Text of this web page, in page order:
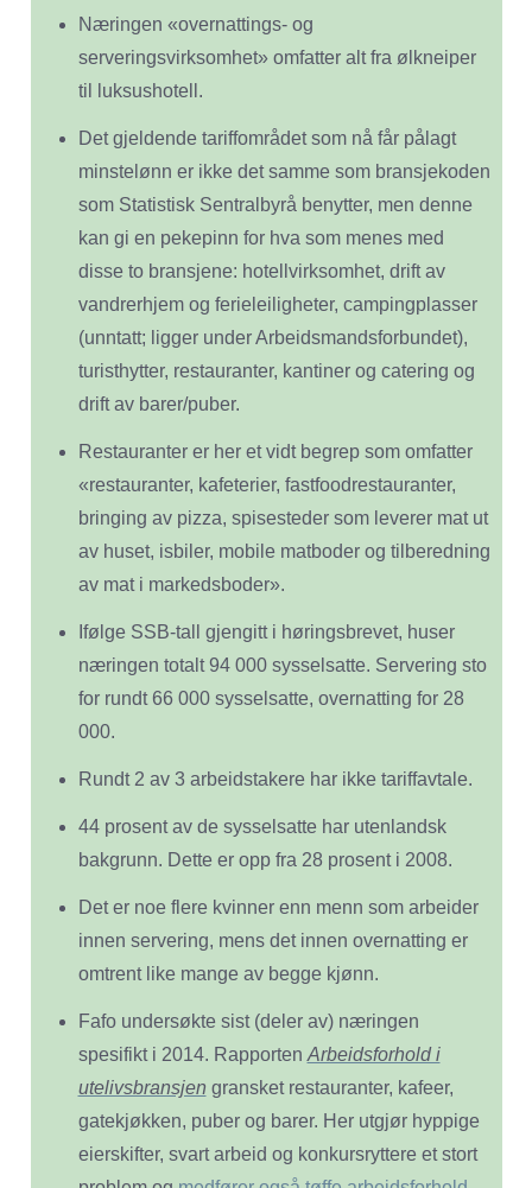
Næringen «overnattings- og
serveringsvirksomhet» omfatter alt fra ølkneiper
til luksushotell.
Det gjeldende tariffområdet som nå får pålagt
minstelønn er ikke det samme som bransjekoden
som Statistisk Sentralbyrå benytter, men denne
kan gi en pekepinn for hva som menes med
disse to bransjene: hotellvirksomhet, drift av
vandrerhjem og ferieleiligheter, campingplasser
(unntatt; ligger under Arbeidsmandsforbundet),
turisthytter, restauranter, kantiner og catering og
drift av barer/puber.
Restauranter er her et vidt begrep som omfatter
«restauranter, kafeterier, fastfoodrestauranter,
bringing av pizza, spisesteder som leverer mat ut
av huset, isbiler, mobile matboder og tilberedning
av mat i markedsboder».
Ifølge SSB-tall gjengitt i høringsbrevet, huser
næringen totalt 94 000 sysselsatte. Servering sto
for rundt 66 000 sysselsatte, overnatting for 28
000.
Rundt 2 av 3 arbeidstakere har ikke tariffavtale.
44 prosent av de sysselsatte har utenlandsk
bakgrunn. Dette er opp fra 28 prosent i 2008.
Det er noe flere kvinner enn menn som arbeider
innen servering, mens det innen overnatting er
omtrent like mange av begge kjønn.
Fafo undersøkte sist (deler av) næringen
spesifikt i 2014. RapportenArbeidsforhold i
utelivsbransjen gransket restauranter, kafeer,
gatekjøkken, puber og barer. Her utgjør hyppige
eierskifter, svart arbeid og konkursryttere et stort